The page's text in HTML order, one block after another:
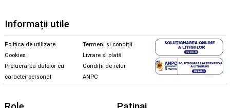
Informații utile
Politica de utilizare
Cookies
Prelucrarea datelor cu
caracter personal
Termeni și condiții
Livrare și plată
Condiții de retur
ANPC